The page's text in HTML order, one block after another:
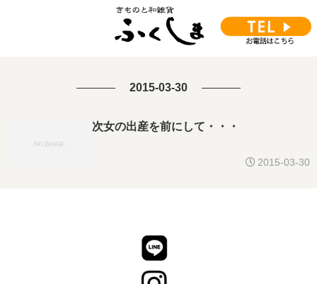
2015-03-30
次女の出産を前にして・・・
2015-03-30